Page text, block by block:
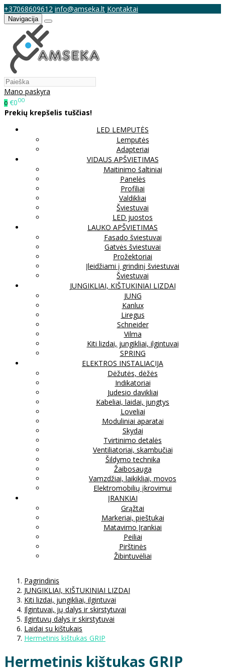
+37068609612 info@amseka.lt Kontaktai
Navigacija
Mano paskyra
0 €000
Prekių krepšelis tuščias!
LED LEMPUTĖS
Lemputės
Adapteriai
VIDAUS APŠVIETIMAS
Maitinimo šaltiniai
Panelės
Profiliai
Valdikliai
Šviestuvai
LED juostos
LAUKO APŠVIETIMAS
Fasado šviestuvai
Gatvės šviestuvai
Prožektoriai
Įleidžiami į grindinį šviestuvai
Šviestuvai
JUNGIKLIAI, KIŠTUKINIAI LIZDAI
JUNG
Kanlux
Liregus
Schneider
Vilma
Kiti lizdai, jungikliai, ilgintuvai
SPRING
ELEKTROS INSTALIACIJA
Dėžutės, dėžės
Indikatoriai
Judesio davikliai
Kabeliai, laidai, jungtys
Loveliai
Moduliniai aparatai
Skydai
Tvirtinimo detalės
Ventiliatoriai, skambučiai
Šildymo technika
Žaibosauga
Vamzdžiai, laikikliai, movos
Elektromobilių įkrovimui
ĮRANKIAI
Grąžtai
Markeriai, pieštukai
Matavimo Įrankiai
Peiliai
Pirštinės
Žibintuvėliai
Pagrindinis
JUNGIKLIAI, KIŠTUKINIAI LIZDAI
Kiti lizdai, jungikliai, ilgintuvai
Ilgintuvai, jų dalys ir skirstytuvai
Ilgintuvų dalys ir skirstytuvai
Laidai su kištukais
Hermetinis kištukas GRIP
Hermetinis kištukas GRIP